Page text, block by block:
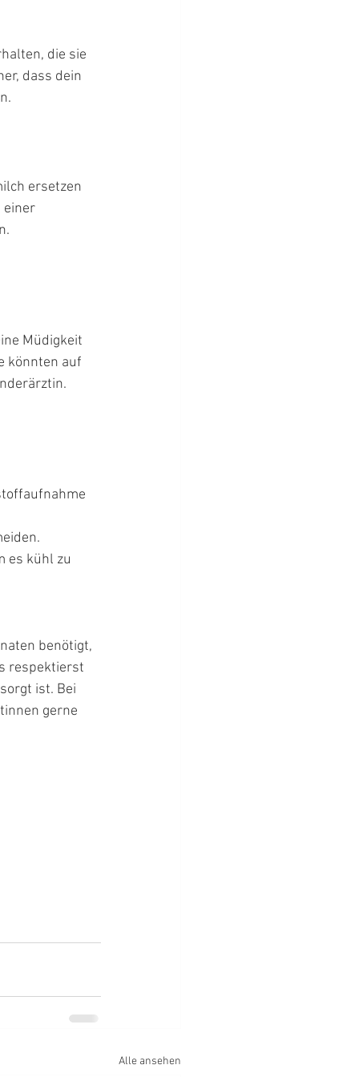
die sie
dass dein
ersetzen
einer
Müdigkeit
könnten auf
es kühl zu
benötigt,
respektierst
ist. Bei
gerne
Alle ansehen